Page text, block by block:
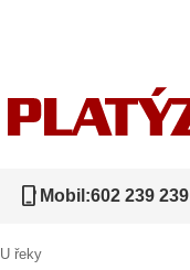
phone_iphone Mobil:602 239 239
řeky